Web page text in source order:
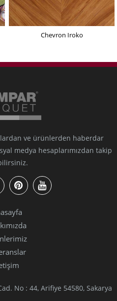
Chevron Iroko
ve ürünlerden haberdar
medya hesaplarımızdan takip
No : 44, Arifiye 54580, Sakarya